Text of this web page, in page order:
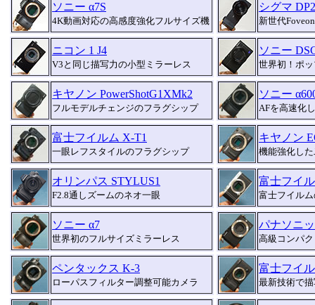
ソニー α7S
4K動画対応の高感度強化フルサイズ機
シグマ
新世代
ニコン 1 J4
V3と同じ描写力の小型ミラーレス
ソニー
世界初！ポ
キヤノン PowerShotG1XMk2
フルモデルチェンジのフラグシップ
ソニー
AFを高速化
富士フイルム X-T1
一眼レフスタイルのフラグシップ
キヤノン
機能強化し
オリンパス STYLUS1
F2.8通しズームのネオ一眼
富士フイ
富士フイル
ソニー α7
世界初のフルサイズミラーレス
パナソニ
高級コンパ
ペンタックス K-3
ローパスフィルター調整可能カメラ
富士フイ
最新技術で